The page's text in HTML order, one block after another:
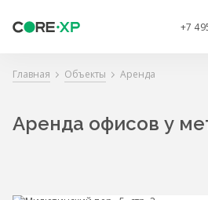
+7
Главная Объекты Аренда
Аренда офисов у